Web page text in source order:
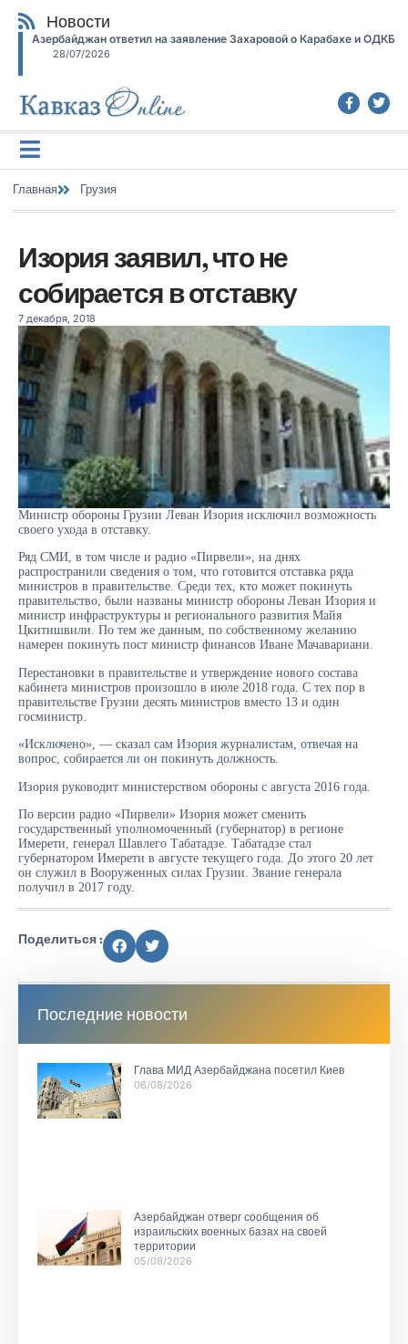
Новости
Азербайджан ответил на заявление Захаровой о Карабахе и ОДКБ
28/07/2026
Главная Грузия
Изория заявил, что не
собирается в отставку
7 декабря, 2018
Министр обороны Грузии Леван Изория исключил возможность
своего ухода в отставку.
Ряд СМИ, в том числе и радио «Пирвели», на днях
распространили сведения о том, что готовится отставка ряда
министров в правительстве. Среди тех, кто может покинуть
правительство, были названы министр обороны Леван Изория и
министр инфраструктуры и регионального развития Майя
Цкитишвили. По тем же данным, по собственному желанию
намерен покинуть пост министр финансов Иване Мачавариани.
Перестановки в правительстве и утверждение нового состава
кабинета министров произошло в июле 2018 года. С тех пор в
правительстве Грузии десять министров вместо 13 и один
госминистр.
«Исключено», — сказал сам Изория журналистам, отвечая на
вопрос, собирается ли он покинуть должность.
Изория руководит министерством обороны с августа 2016 года.
По версии радио «Пирвели» Изория может сменить
государственный уполномоченный (губернатор) в регионе
Имерети, генерал Шавлего Табатадзе. Табатадзе стал
губернатором Имерети в августе текущего года. До этого 20 лет
он служил в Вооруженных силах Грузии. Звание генерала
получил в 2017 году.
Поделиться :
Последние новости
Глава МИД Азербайджана посетил Киев
06/08/2026
Азербайджан отверг сообщения об
израильских военных базах на своей
территории
05/08/2026